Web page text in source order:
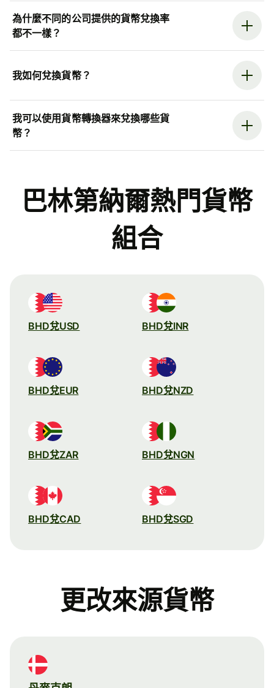
為什麼不同的公司提供的貨幣兌換率
都不一樣？
我如何兌換貨幣？
我可以使用貨幣轉換器來兌換哪些貨
幣？
巴林第納爾熱門貨幣
組合
BHD兌USD BHD兌INR
BHD兌EUR BHD兌NZD
BHD兌ZAR BHD兌NGN
BHD兌CAD BHD兌SGD
更改來源貨幣